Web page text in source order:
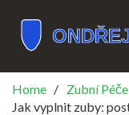
Home
Zubní Péče
Jak vyplnit zuby: